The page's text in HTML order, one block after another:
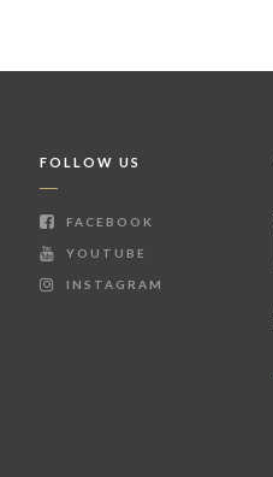
FOLLOW US
FACEBOOK
YOUTUBE
INSTAGRAM